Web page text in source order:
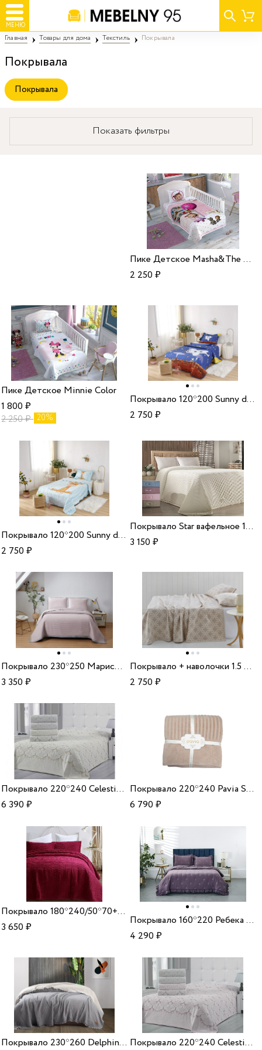
МЕНЮ
Главная Товары для дома Текстиль Покрывала
Покрывала
Покрывала
Показать фильтры
Пике Детское Masha&The Bear
2 250₽
Пике Детское Minnie Color
1 800₽
2 250₽ 20%
Покрывало 120*200 Sunny day №10
2 750₽
Покрывало 120*200 Sunny day №3
2 750₽
Покрывало Star вафельное 180*240 крем
3 150₽
Покрывало 230*250 Марисоль пепельная роза
3 350₽
Покрывало + наволочки 1.5 сп Belladone
2 750₽
Покрывало 220*240 Celestina бежевый
6 390₽
Покрывало 220*240 Pavia Simone pudra
6 790₽
Покрывало 180*240/50*70+5 Arya Бархат Puko
3 650₽
Покрывало 160*220 Ребека фиолетовый
4 290₽
Покрывало 230*260 Delphine grey Покрывало 220*240 Celestina грязно-розовый